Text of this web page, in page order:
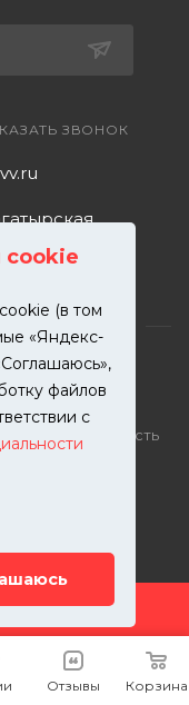
cookie
(в том
«Яндекс-
файлов
с
УСЛУГУ
ЗВОНОК
и покраска
– собственность
защищены.
57
Отзывы Корзина